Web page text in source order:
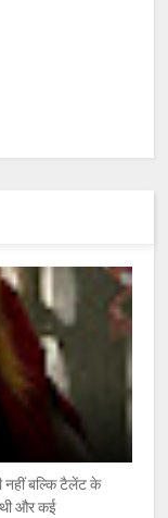
नहीं बल्कि टैलेंट के
थी और कई